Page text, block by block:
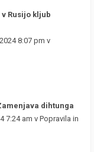
Rusijo kljub
8:07 pm v
dihtunga
7:24 am v Popravila in